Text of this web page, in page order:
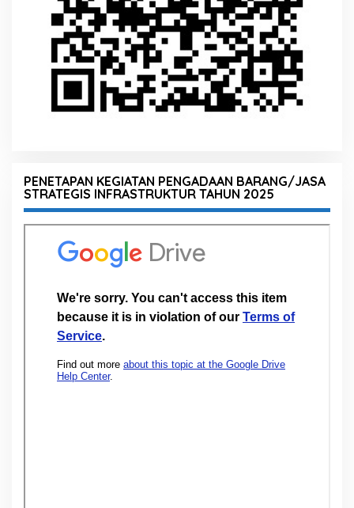
PENETAPAN KEGIATAN PENGADAAN BARANG/JASA
STRATEGIS INFRASTRUKTUR TAHUN 2025